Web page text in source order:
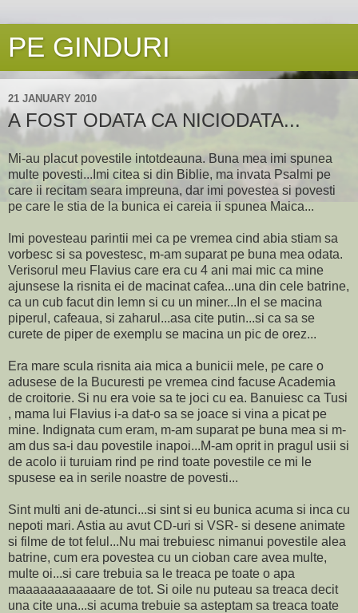
PE GINDURI
21 JANUARY 2010
A FOST ODATA CA NICIODATA...
Mi-au placut povestile intotdeauna. Buna mea imi spunea
multe povesti...Imi citea si din Biblie, ma invata Psalmi pe
care ii recitam seara impreuna, dar imi povestea si povesti
pe care le stia de la bunica ei careia ii spunea Maica...
Imi povesteau parintii mei ca pe vremea cind abia stiam sa
vorbesc si sa povestesc, m-am suparat pe buna mea odata.
Verisorul meu Flavius care era cu 4 ani mai mic ca mine
ajunsese la risnita ei de macinat cafea...una din cele batrine,
ca un cub facut din lemn si cu un miner...In el se macina
piperul, cafeaua, si zaharul...asa cite putin...si ca sa se
curete de piper de exemplu se macina un pic de orez...
Era mare scula risnita aia mica a bunicii mele, pe care o
adusese de la Bucuresti pe vremea cind facuse Academia
de croitorie. Si nu era voie sa te joci cu ea. Banuiesc ca Tusi
, mama lui Flavius i-a dat-o sa se joace si vina a picat pe
mine. Indignata cum eram, m-am suparat pe buna mea si m-
am dus sa-i dau povestile inapoi...M-am oprit in pragul usii si
de acolo ii turuiam rind pe rind toate povestile ce mi le
spusese ea in serile noastre de povesti...
Sint multi ani de-atunci...si sint si eu bunica acuma si inca cu
nepoti mari. Astia au avut CD-uri si VSR- si desene animate
si filme de tot felul...Nu mai trebuiesc nimanui povestile alea
batrine, cum era povestea cu un cioban care avea multe,
multe oi...si care trebuia sa le treaca pe toate o apa
maaaaaaaaaaaare de tot. Si oile nu puteau sa treaca decit
una cite una...si acuma trebuie sa asteptam sa treaca toate